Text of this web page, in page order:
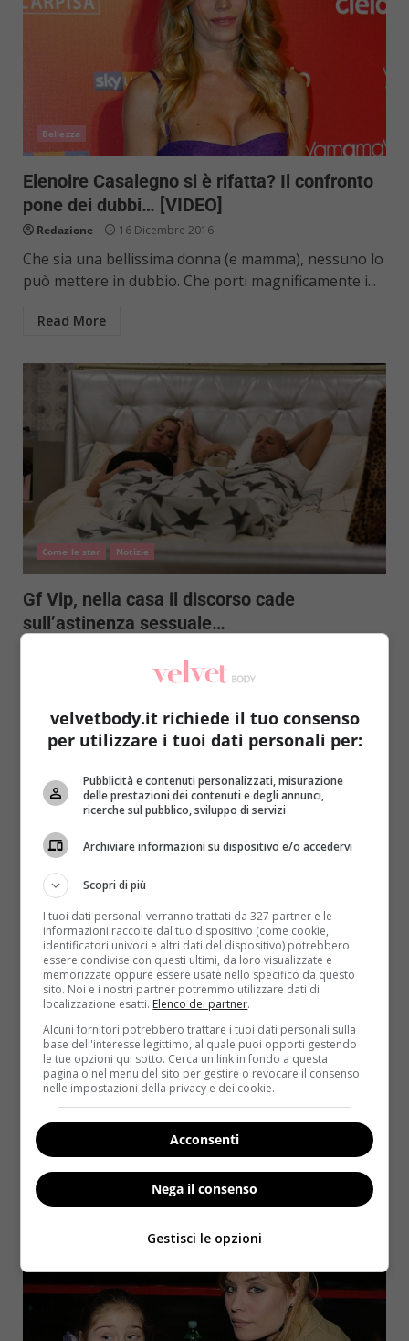
Bellezza
Elenoire Casalegno si è rifatta? Il confronto
pone dei dubbi… [VIDEO]
Redazione 16 Dicembre 2016
Che sia una bellissima donna (e mamma), nessuno lo
può mettere in dubbio. Che porti magnificamente i...
Read More
Come le star Notizie
Gf Vip, nella casa il discorso cade
sull’astinenza sessuale…
Dopo più di un mese di reclusione, i vip rinchiusi
Read More
Come le star Notizie
Gf Vip, mamme a confronto: Elenoire vs
Antonella, il giudizio della rete
Raffaella Mazzei 13 Ottobre 2016
Al Grande Fratello Vip due personaggi si sono fatti
Elenoire...
Read More
velvetbody.it richiede il tuo consenso
per utilizzare i tuoi dati personali per:
Pubblicità e contenuti personalizzati, misurazione
delle prestazioni dei contenuti e degli annunci,
ricerche sul pubblico, sviluppo di servizi
Archiviare informazioni su dispositivo e/o accedervi
Scopri di più
I tuoi dati personali verranno trattati da 327 partner e le
informazioni raccolte dal tuo dispositivo (come cookie,
identificatori univoci e altri dati del dispositivo) potrebbero
essere condivise con questi ultimi, da loro visualizzate e
memorizzate oppure essere usate nello specifico da questo
sito. Noi e i nostri partner potremmo utilizzare dati di
localizzazione esatti. Elenco dei partner.
Alcuni fornitori potrebbero trattare i tuoi dati personali sulla
base dell'interesse legittimo, al quale puoi opporti gestendo
le tue opzioni qui sotto. Cerca un link in fondo a questa
pagina o nel menu del sito per gestire o revocare il consenso
nelle impostazioni della privacy e dei cookie.
Acconsenti
Nega il consenso
Gestisci le opzioni